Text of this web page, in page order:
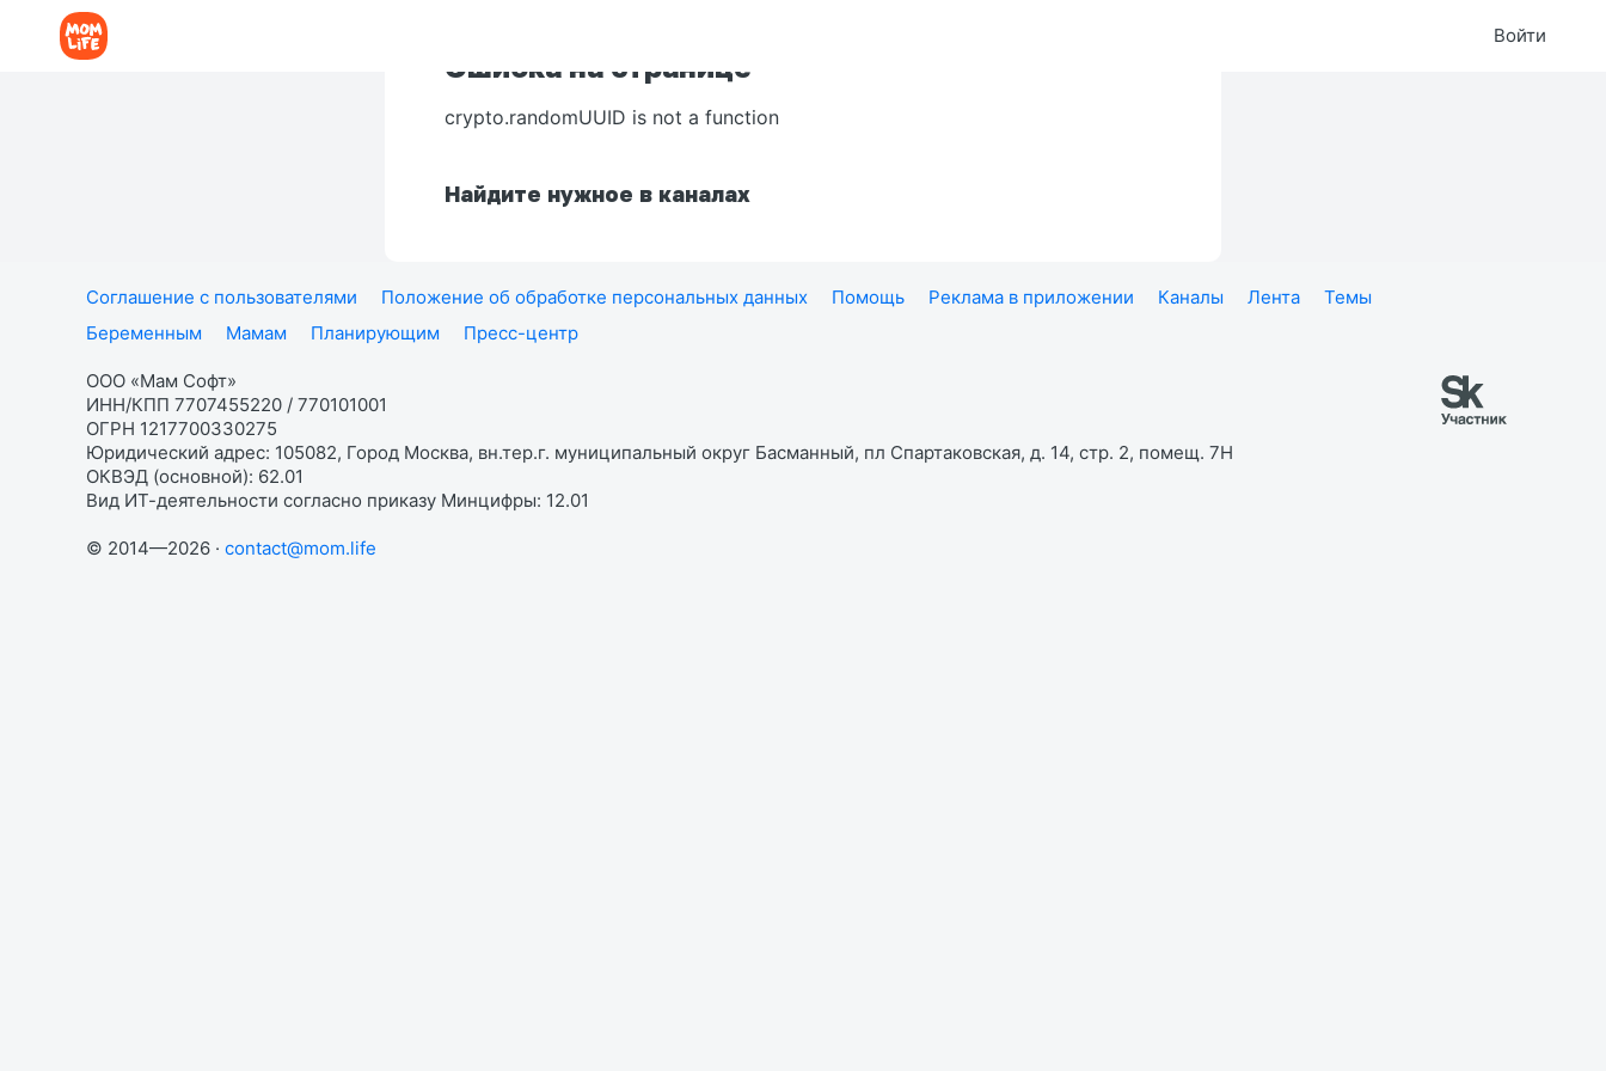
Войти
Ошибка на странице
crypto.randomUUID is not a function
Найдите нужное в каналах
Соглашение с пользователями Положение об обработке персональных данных Помощь Реклама в приложении Каналы Лента
Темы
Беременным
Мамам Планирующим Пресс-центр
ООО «Мам Софт»
ИНН/КПП 7707455220 / 770101001
ОГРН 1217700330275
Юридический адрес: 105082, Город Москва, вн.тер.г. муниципальный округ Басманный, пл Спартаковская, д. 14, стр. 2, помещ. 7Н
ОКВЭД (основной): 62.01
Вид ИТ-деятельности согласно приказу Минцифры: 12.01
© 2014—2026 · contact@mom.life